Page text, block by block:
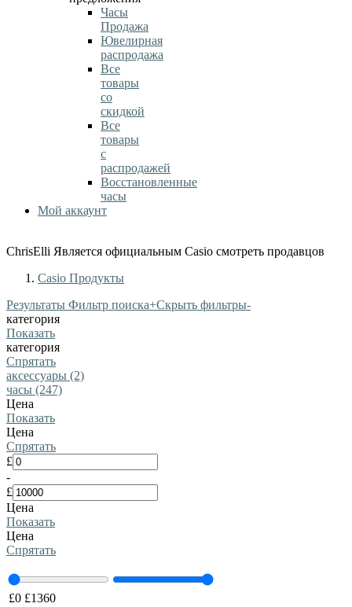
Часы
Продажа
Ювелирная
распродажа
Все
товары
со
скидкой
Все
товары
с
распродажей
Восстановленные
часы
Мой аккаунт
ChrisElli Является официальным Casio смотреть продавцов
Casio Продукты
Результаты Фильтр поиска+Скрыть фильтры-
категория
Показать
категория
Спрятать
аксессуары (2)
часы (247)
Цена
Показать
Цена
Спрятать
£
-
£
Цена
Показать
Цена
Спрятать
£0 £1360